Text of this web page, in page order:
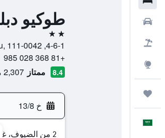
طوكيو
2 نجمتين
4-6-1, Kotobuki, Taito-ku, 111-0042, طوكيو, ولاية طوكيو, اليابان
+81 368 028 985
8.4 ممتاز 2,307 من التقييمات تم التحقق منها
خ 13/8
2 من الضيوف، غرفة واحدة